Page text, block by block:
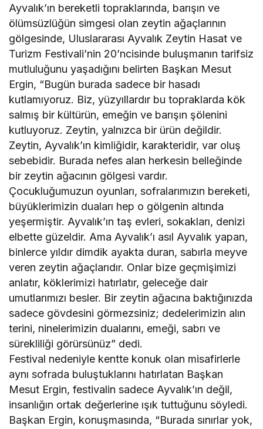
Ayvalık’ın bereketli topraklarında, barışın ve
ölümsüzlüğün simgesi olan zeytin ağaçlarının
gölgesinde, Uluslararası Ayvalık Zeytin Hasat ve
Turizm Festivali’nin 20’ncisinde buluşmanın tarifsiz
mutluluğunu yaşadığını belirten Başkan Mesut
Ergin, “Bugün burada sadece bir hasadı
kutlamıyoruz. Biz, yüzyıllardır bu topraklarda kök
salmış bir kültürün, emeğin ve barışın şölenini
kutluyoruz. Zeytin, yalnızca bir ürün değildir.
Zeytin, Ayvalık’ın kimliğidir, karakteridir, var oluş
sebebidir. Burada nefes alan herkesin belleğinde
bir zeytin ağacının gölgesi vardır.
Çocukluğumuzun oyunları, sofralarımızın bereketi,
büyüklerimizin duaları hep o gölgenin altında
yeşermiştir. Ayvalık’ın taş evleri, sokakları, denizi
elbette güzeldir. Ama Ayvalık’ı asıl Ayvalık yapan,
binlerce yıldır dimdik ayakta duran, sabırla meyve
veren zeytin ağaçlarıdır. Onlar bize geçmişimizi
anlatır, köklerimizi hatırlatır, geleceğe dair
umutlarımızı besler. Bir zeytin ağacına baktığınızda
sadece gövdesini görmezsiniz; dedelerimizin alın
terini, ninelerimizin dualarını, emeği, sabrı ve
sürekliliği görürsünüz” dedi.
Festival nedeniyle kentte konuk olan misafirlerle
aynı sofrada buluştuklarını hatırlatan Başkan
Mesut Ergin, festivalin sadece Ayvalık’ın değil,
insanlığın ortak değerlerine ışık tuttuğunu söyledi.
Başkan Ergin, konuşmasında, “Burada sınırlar yok,